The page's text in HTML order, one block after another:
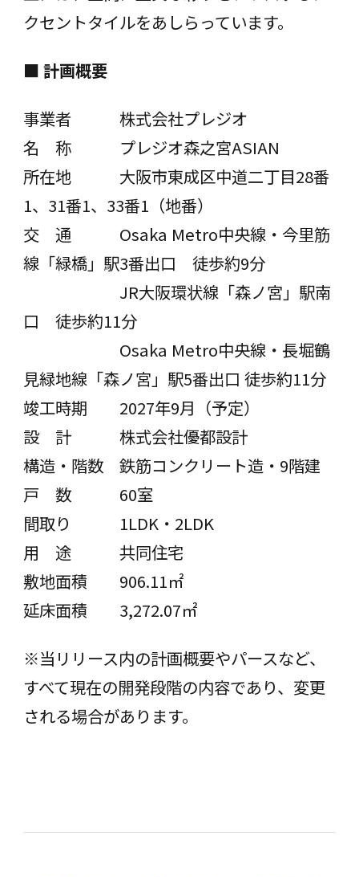
クセントタイルをあしらっています。
■ 計画概要
事業者 株式会社プレジオ
名 称 プレジオ森之宮ASIAN
所在地 大阪市東成区中道二丁目28番
1、31番1、33番1（地番）
交 通 Osaka Metro中央線・今里筋
線「緑橋」駅3番出口 徒歩約9分
JR大阪環状線「森ノ宮」駅南
口 徒歩約11分
Osaka Metro中央線・長堀鶴
見緑地線「森ノ宮」駅5番出口 徒歩約11分
竣工時期 2027年9月（予定）
設 計 株式会社優都設計
構造・階数 鉄筋コンクリート造・9階建
戸 数 60室
間取り 1LDK・2LDK
用 途 共同住宅
敷地面積 906.11㎡
延床面積 3,272.07㎡
※当リリース内の計画概要やパースなど、
すべて現在の開発段階の内容であり、変更
される場合があります。